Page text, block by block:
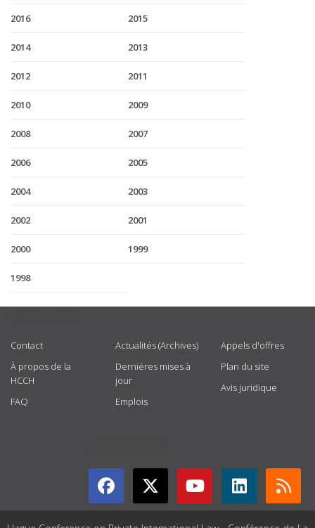
2016 2015
2014 2013
2012 2011
2010 2009
2008 2007
2006 2005
2004 2003
2002 2001
2000 1999
1998
Contact
À propos de la
HCCH
FAQ
Actualités (Archives)
Dernières mises à
jour
Emplois
Appels d'offres
Plan du site
Avis juridique